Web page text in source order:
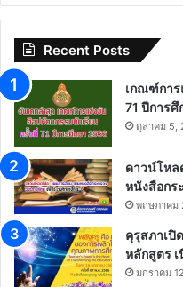
Recent Posts
เกณฑ์การ
71 ปีการ
ตุลาคม 5,
ดาวน์โห
หนังสือกร
พฤษภาคม
คุรุสภาเปิ
หลักสูตร
มกราคม